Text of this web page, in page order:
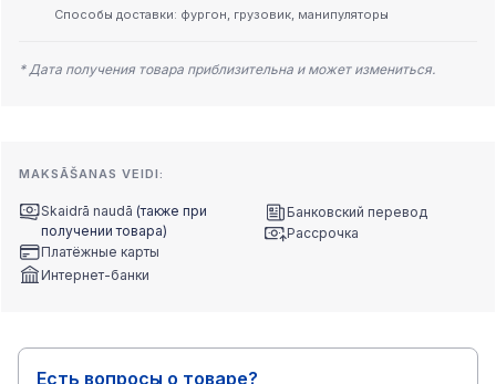
Способы доставки: фургон, грузовик, манипуляторы
* Дата получения товара приблизительна и может измениться.
MAKSĀŠANAS VEIDI:
Skaidrā naudā (также при
получении товара)
Платёжные карты
Интернет-банки
Банковский перевод
Рассрочка
Есть вопросы о товаре?